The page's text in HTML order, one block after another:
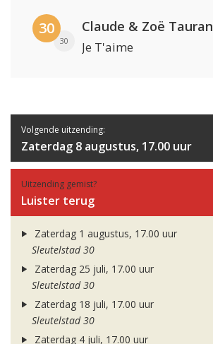
30
30
Claude & Zoë Tauran
Je T'aime
Volgende uitzending:
Zaterdag 8 augustus, 17.00 uur
Uitzending gemist?
Luister terug
Zaterdag 1 augustus, 17.00 uur
Sleutelstad 30
Zaterdag 25 juli, 17.00 uur
Sleutelstad 30
Zaterdag 18 juli, 17.00 uur
Sleutelstad 30
Zaterdag 4 juli, 17.00 uur